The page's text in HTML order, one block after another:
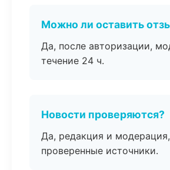
Можно ли оставить
Да, после авторизации,
течение 24 ч.
Новости проверяются?
Да, редакция и
проверенные источники.